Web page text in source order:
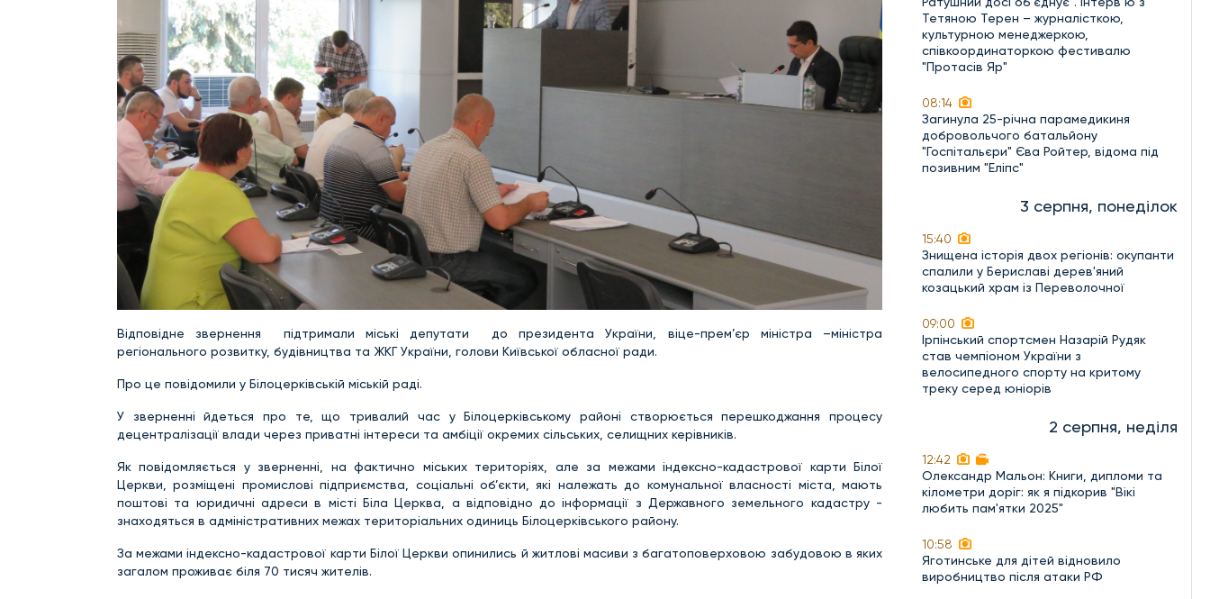
Відповідне звернення підтримали міські депутати до президента України, віце-прем’єр міністра –міністра
регіонального розвитку, будівництва та ЖКГ України, голови Київської обласної ради.
Про це повідомили у Білоцерківській міській раді.
У зверненні йдеться про те, що тривалий час у Білоцерківському районі створюється перешкоджання процесу
децентралізації влади через приватні інтереси та амбіції окремих сільських, селищних керівників.
Як повідомляється у зверненні, на фактично міських територіях, але за межами індексно-кадастрової карти Білої
Церкви, розміщені промислові підприємства, соціальні об’єкти, які належать до комунальної власності міста, мають
поштові та юридичні адреси в місті Біла Церква, а відповідно до інформації з Державного земельного кадастру -
знаходяться в адміністративних межах територіальних одиниць Білоцерківського району.
За межами індексно-кадастрової карти Білої Церкви опинились й житлові масиви з багатоповерховою забудовою в яких
загалом проживає біля 70 тисяч жителів.
Тетяною Терен – журналісткою,
культурною менеджеркою,
співкоординаторкою фестивалю
"Протасів Яр"
08:14
Загинула 25-річна парамедикиня
добровольчого батальйону
"Госпітальєри" Єва Ройтер, відома під
позивним "Еліпс"
3 серпня, понеділок
15:40
Знищена історія двох регіонів: окупанти
спалили у Бериславі дерев'яний
козацький храм із Переволочної
09:00
Ірпінський спортсмен Назарій Рудяк
став чемпіоном України з
велосипедного спорту на критому
треку серед юніорів
2 серпня, неділя
12:42
Олександр Мальон: Книги, дипломи та
кілометри доріг: як я підкорив "Вікі
любить пам'ятки 2025"
10:58
Яготинське для дітей відновило
виробництво після атаки РФ